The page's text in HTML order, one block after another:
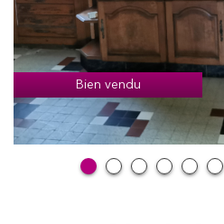
Bien vendu